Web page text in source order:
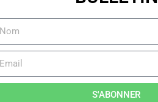
S'ABONNER